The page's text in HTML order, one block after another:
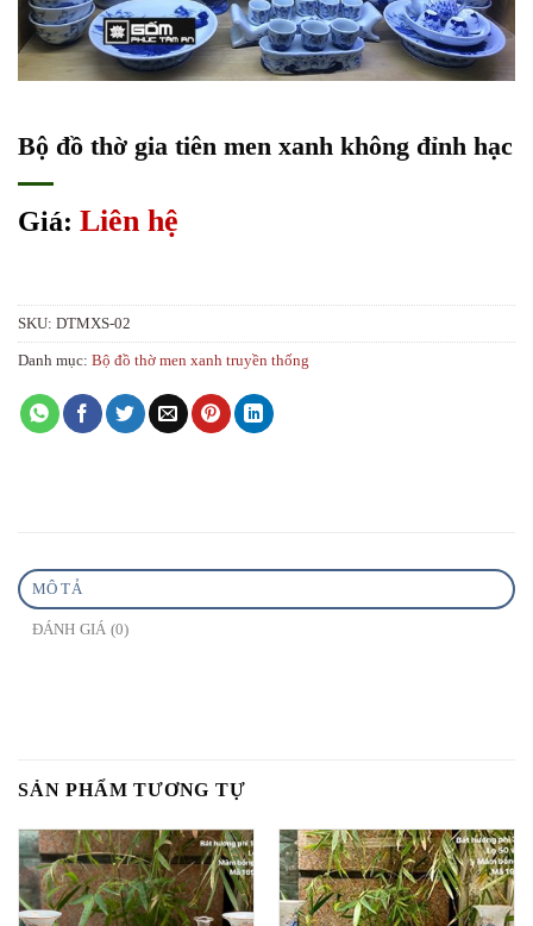
Bộ đồ thờ gia tiên men xanh không đỉnh hạc
Giá: Liên hệ
SKU: DTMXS-02
Danh mục: Bộ đồ thờ men xanh truyền thống
MÔ TẢ
ĐÁNH GIÁ (0)
SẢN PHẨM TƯƠNG TỰ